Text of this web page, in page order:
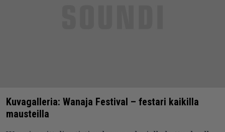
Kuvagalleria: Wanaja Festival – festari kaikilla
mausteilla